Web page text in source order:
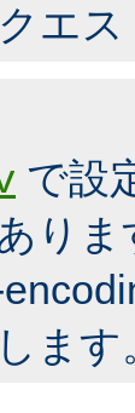
エ
で設
り
ます